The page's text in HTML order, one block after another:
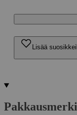
Lisää